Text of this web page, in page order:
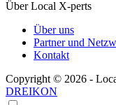
Über Local X-perts
Über uns
Partner und
Kontakt
Copyright © 2026 -
DREIKON